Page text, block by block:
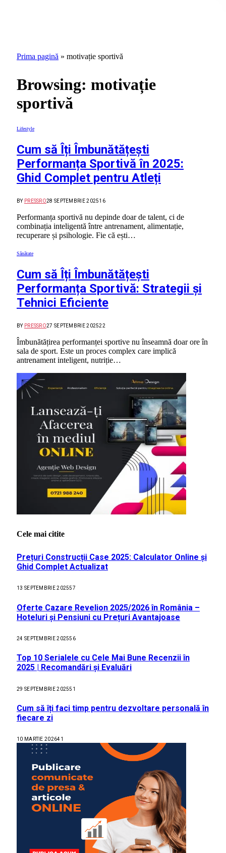
Prima pagină » motivație sportivă
Browsing: motivație
sportivă
Lifestyle
Cum să Îți Îmbunătățești
Performanța Sportivă în 2025:
Ghid Complet pentru Atleți
BY PRESSRO28 SEPTEMBRIE 202516
Performanța sportivă nu depinde doar de talent, ci de
combinația inteligentă între antrenament, alimentație,
recuperare și psihologie. Fie că ești…
Sănătate
Cum să Îți Îmbunătățești
Performanța Sportivă: Strategii și
Tehnici Eficiente
BY PRESSRO27 SEPTEMBRIE 202522
Îmbunătățirea performanței sportive nu înseamnă doar ore în
sala de sport. Este un proces complex care implică
antrenament inteligent, nutriție…
Cele mai citite
Prețuri Construcții Case 2025: Calculator Online și
Ghid Complet Actualizat
13 SEPTEMBRIE 202557
Oferte Cazare Revelion 2025/2026 în România –
Hoteluri și Pensiuni cu Prețuri Avantajoase
24 SEPTEMBRIE 202556
Top 10 Serialele cu Cele Mai Bune Recenzii în
2025 | Recomandări și Evaluări
29 SEPTEMBRIE 202551
Cum să îți faci timp pentru dezvoltare personală în
fiecare zi
10 MARTIE 202641